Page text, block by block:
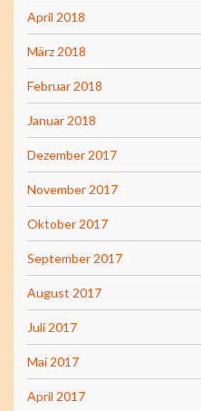
April 2018
März 2018
Februar 2018
Januar 2018
Dezember 2017
November 2017
Oktober 2017
September 2017
August 2017
Juli 2017
Mai 2017
April 2017